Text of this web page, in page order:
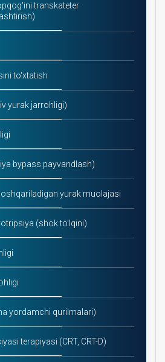
transkateter
to'xtatish
yurak jarrohligi)
bypass payvandlash)
yurak muolajasi
(shok to'lqini)
yordamchi qurilmalari)
terapiyasi (CRT, CRT-D)